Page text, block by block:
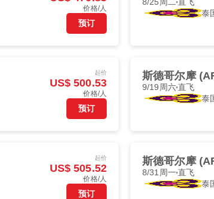
价格/人
预订
泰
起价
US$ 500.53
价格/人
预订
斯德哥尔摩
9/19周六直飞
泰
起价
US$ 505.52
价格/人
预订
斯德哥尔摩
8/31周一直飞
泰